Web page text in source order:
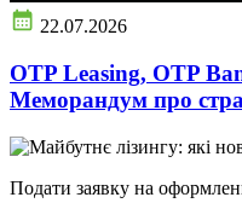
22.07.2026
OTP Leasing, OTP
Меморандум про
Подати заявку на